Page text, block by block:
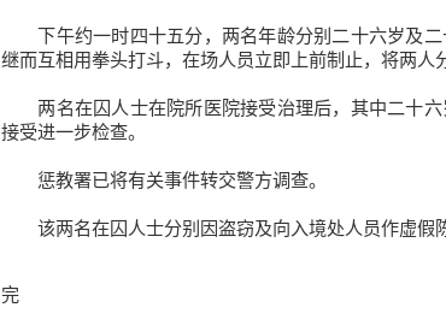
下午约一时四十五分，两名年龄分别二十六岁及二
继而互相用拳头打斗，在场人员立即上前制止，将两人
两名在囚人士在院所医院接受治理后，其中二十六
接受进一步检查。
惩教署已将有关事件转交警方调查。
该两名在囚人士分别因盗窃及向入境处人员作虚假陈
完